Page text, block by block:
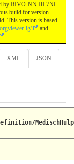
by RIVO-NN HL7NL.
build for version
This version is based
ig/
and
XML JSON